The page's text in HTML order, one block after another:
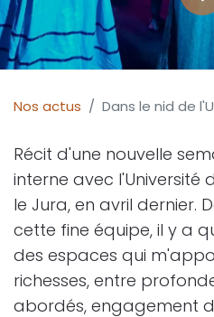
Nos actus Dans le nid de
Récit d'une nouvelle
interne avec l'Université
le Jura, en avril dernier.
cette fine équipe, il y a
des espaces qui
richesses, entre
abordés, engagement